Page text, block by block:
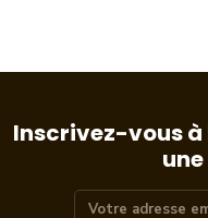
Inscrivez-vous